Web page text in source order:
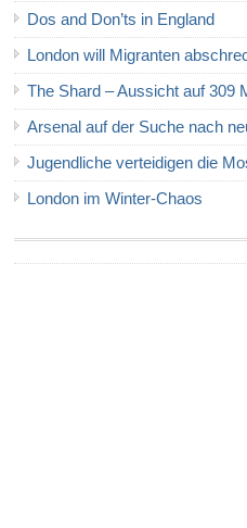
Dos and Don’ts in England
London will Migranten
The Shard – Aussicht auf 309
Arsenal auf der Suche nach
Jugendliche verteidigen die
London im Winter-Chaos